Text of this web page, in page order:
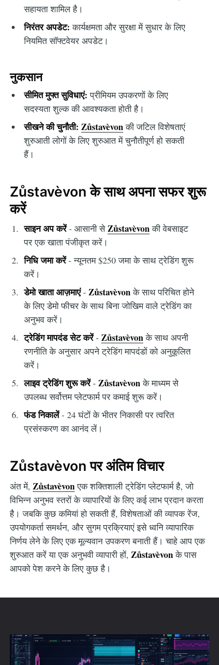
सहायता शामिल है।
निरंतर अपडेट: कार्यक्षमता और सुरक्षा में सुधार के लिए
नियमित सॉफ्टवेयर अपडेट।
नुकसान
सीमित मुफ्त सुविधाएं: प्रीमियम उपकरणों के लिए
सदस्यता शुल्क की आवश्यकता होती है।
सीखने की चुनौती: Zůstavèvonकी जटिल विशेषताएं
शुरुआती लोगों के लिए शुरुआत में चुनौतीपूर्ण हो सकती
हैं।
Zůstavèvon के साथ अपना सफर शुरू
करें
साइन अप करें- आसानी सेZůstavèvonकी वेबसाइट
पर एक खाता पंजीकृत करें।
निधि जमा करें- न्यूनतम $250 जमा के साथ ट्रेडिंग शुरू
करें।
डेमो खाता आज़माएं- Zůstavèvonके साथ परिचित होने
के लिए डेमो फीचर के साथ बिना जोखिम वाले ट्रेडिंग का
अनुभव करें।
ट्रेडिंग मापदंड सेट करें- Zůstavèvonके साथ अपनी
रणनीति के अनुसार अपने ट्रेडिंग मापदंडों को अनुकूलित
करें।
लाइव ट्रेडिंग शुरू करें- Zůstavèvonके माध्यम से
उपलब्ध सर्वोत्तम प्लेटफार्म पर कमाई शुरू करें।
फंड निकालें- 24 घंटों के भीतर निकासी पर त्वरित
प्रसंस्करण का आनंद लें।
Zůstavèvon पर अंतिम विचार
अंत में, Zůstavèvonएक शक्तिशाली ट्रेडिंग प्लेटफार्म है, जो
विभिन्न अनुभव स्तरों के व्यापारियों के लिए कई लाभ प्रदान करता
है। जबकि कुछ कमियां हो सकती हैं, विशेषताओं की व्यापक रेंज,
उपयोगकर्ता समर्थन, और सुगम प्रक्रियाएं इसे ध्वनि व्यापारिक
निर्णय लेने के लिए एक मूल्यवान उपकरण बनाती हैं। चाहे आप एक
शुरुआत करें या एक अनुभवी व्यापारी हों, Zůstavèvonके पास
आपको पेश करने के लिए कुछ है।